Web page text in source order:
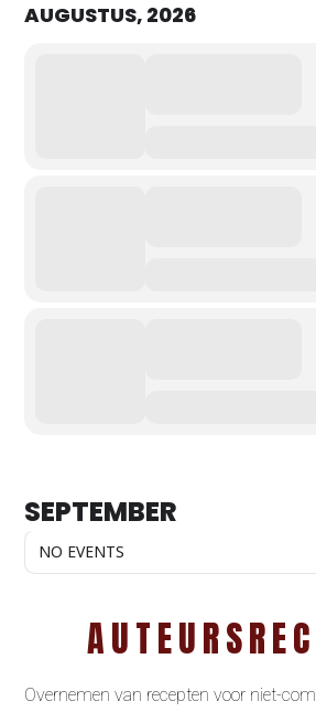
AUGUSTUS, 2026
SEPTEMBER
NO EVENTS
Overnemen van recepten voor niet-